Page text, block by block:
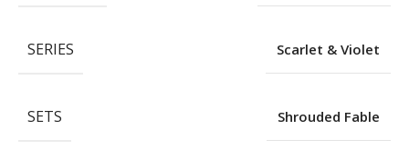
SERIES Scarlet & Violet
SETS Shrouded Fable